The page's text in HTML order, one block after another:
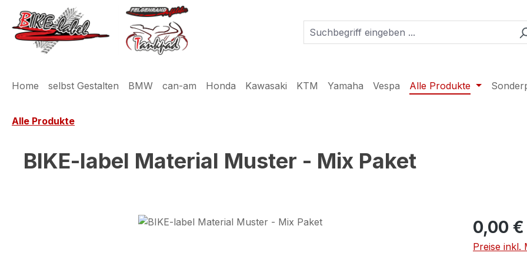
Hauptinhalt springen
Zur Suche springen
Zur Hauptnavigation springen
Home selbst Gestalten BMW can-am Honda Kawasaki KTM Yamaha Vespa Alle Produkte
Alle Produkte
BIKE-label Material Muster - Mix Paket
0,00 €
Preise inkl.